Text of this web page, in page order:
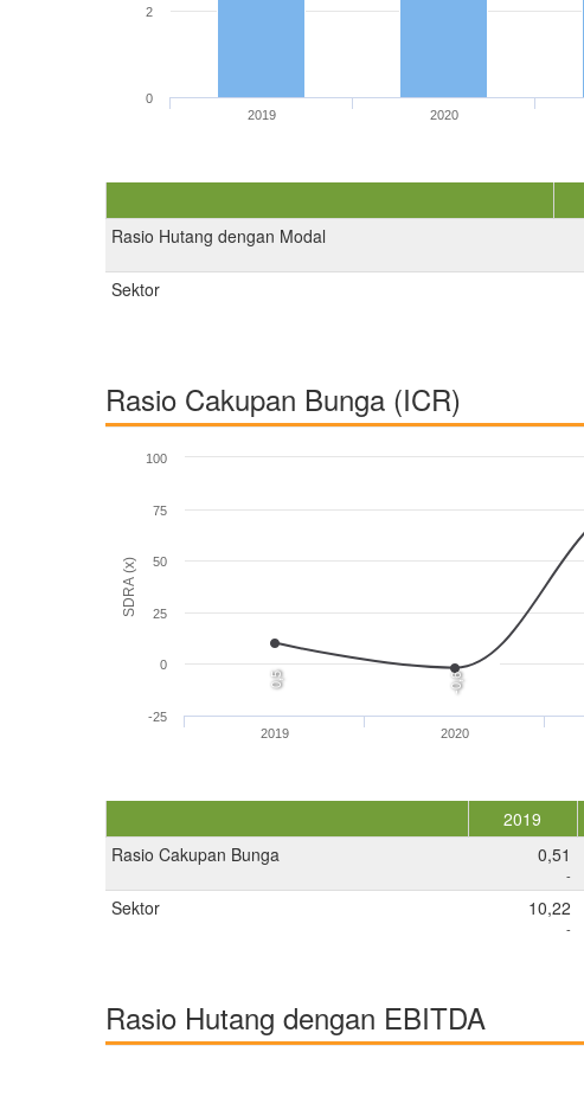
2019 2020
0
2
Rasio Hutang dengan Modal
Sektor
Rasio Cakupan Bunga (ICR)
SDRA (x)
0,5 -0,6
2019 2020
-25
0
25
50
75
100
2019
Rasio Cakupan Bunga
0,51
-
Sektor 10,22
-
Rasio Hutang dengan EBITDA